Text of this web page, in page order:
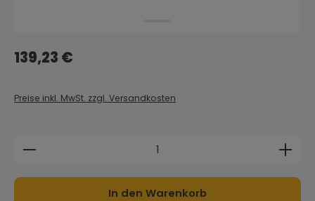
Regulärer Preis:
139,23 €
Preise inkl. MwSt. zzgl. Versandkosten
Produkt Anzahl: Gib den gewünschten Wert
In den Warenkorb